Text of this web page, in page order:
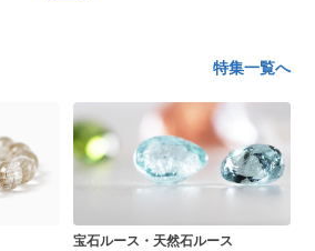
特集一覧へ
宝石ルース・天然石ルース